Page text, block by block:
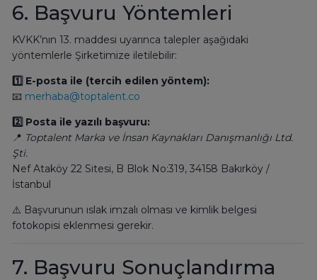
6. Başvuru Yöntemleri
KVKK’nın 13. maddesi uyarınca talepler aşağıdaki
yöntemlerle Şirketimize iletilebilir:
1️⃣ E-posta ile (tercih edilen yöntem):
📧 merhaba@toptalent.co
2️⃣ Posta ile yazılı başvuru:
📍 Toptalent Marka ve İnsan Kaynakları Danışmanlığı Ltd.
Şti.
Nef Ataköy 22 Sitesi, B Blok No:319, 34158 Bakırköy /
İstanbul
⚠️ Başvurunun ıslak imzalı olması ve kimlik belgesi
fotokopisi eklenmesi gerekir.
7. Başvuru Sonuçlandırma